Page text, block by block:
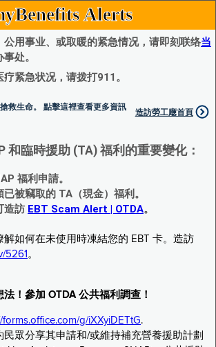
Alerts
公用事业、或取暖的紧急情况，请即刻联络当
事处。
紧急状况，请拨打911。
救生命。 點擊這裡查看更多資訊
造訪勞工廰首頁
和臨時援助 (TA) 福利的重要變化：
福利申請。
被竊取的 TA（現金）福利。
造訪 EBT Scam Alert | OTDA。
解如何在未使用時凍結您的 EBT 卡。造訪
5261 。
！參加 OTDA 公共福利調查！
forms.office.com/g/iXXyiDETtG.
民眾分享其申請和/或維持補充營養援助計劃